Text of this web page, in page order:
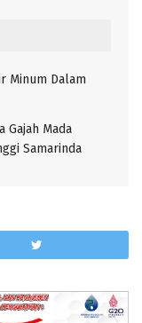
Minum Dalam
Gajah Mada
Samarinda